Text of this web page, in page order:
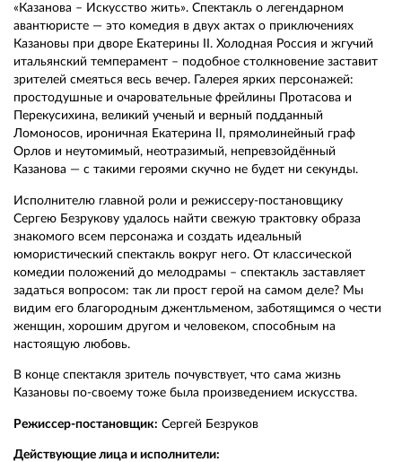
«Казанова – Искусство жить». Спектакль о легендарном
авантюристе — это комедия в двух актах о приключениях
Казановы при дворе Екатерины II. Холодная Россия и жгучий
итальянский темперамент – подобное столкновение заставит
зрителей смеяться весь вечер. Галерея ярких персонажей:
простодушные и очаровательные фрейлины Протасова и
Перекусихина, великий ученый и верный подданный
Ломоносов, ироничная Екатерина II, прямолинейный граф
Орлов и неутомимый, неотразимый, непревзойдённый
Казанова — с такими героями скучно не будет ни секунды.
Исполнителю главной роли и режиссеру-постановщику
Сергею Безрукову удалось найти свежую трактовку образа
знакомого всем персонажа и создать идеальный
юмористический спектакль вокруг него. От классической
комедии положений до мелодрамы – спектакль заставляет
задаться вопросом: так ли прост герой на самом деле? Мы
видим его благородным джентльменом, заботящимся о чести
женщин, хорошим другом и человеком, способным на
настоящую любовь.
В конце спектакля зритель почувствует, что сама жизнь
Казановы по-своему тоже была произведением искусства.
Режиссер-постановщик: Сергей Безруков
Действующие лица и исполнители: